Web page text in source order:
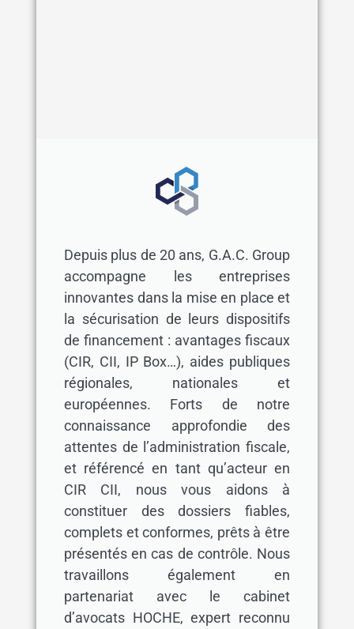
Depuis plus de 20 ans, G.A.C. Group
accompagne les entreprises
innovantes dans la mise en place et
la sécurisation de leurs dispositifs
de financement : avantages fiscaux
(CIR, CII, IP Box…), aides publiques
régionales, nationales et
européennes. Forts de notre
connaissance approfondie des
attentes de l’administration fiscale,
et référencé en tant qu’acteur en
CIR CII, nous vous aidons à
constituer des dossiers fiables,
complets et conformes, prêts à être
présentés en cas de contrôle. Nous
travaillons également en
partenariat avec le cabinet
d’avocats HOCHE, expert reconnu